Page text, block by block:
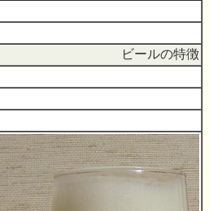
ビールの特徴